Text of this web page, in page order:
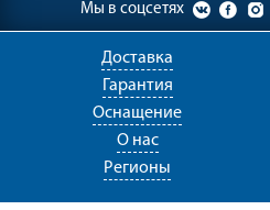
Мы в соцсетях
Доставка
Гарантия
Оснащение
О нас
Регионы